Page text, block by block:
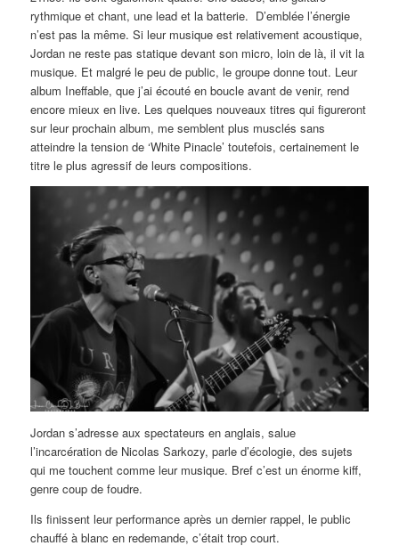
rythmique et chant, une lead et la batterie. D’emblée l’énergie
n’est pas la même. Si leur musique est relativement acoustique,
Jordan ne reste pas statique devant son micro, loin de là, il vit la
musique. Et malgré le peu de public, le groupe donne tout. Leur
album Ineffable, que j’ai écouté en boucle avant de venir, rend
encore mieux en live. Les quelques nouveaux titres qui figureront
sur leur prochain album, me semblent plus musclés sans
atteindre la tension de ‘White Pinacle’ toutefois, certainement le
titre le plus agressif de leurs compositions.
Jordan s’adresse aux spectateurs en anglais, salue
l’incarcération de Nicolas Sarkozy, parle d’écologie, des sujets
qui me touchent comme leur musique. Bref c’est un énorme kiff,
genre coup de foudre.
Ils finissent leur performance après un dernier rappel, le public
chauffé à blanc en redemande, c’était trop court.